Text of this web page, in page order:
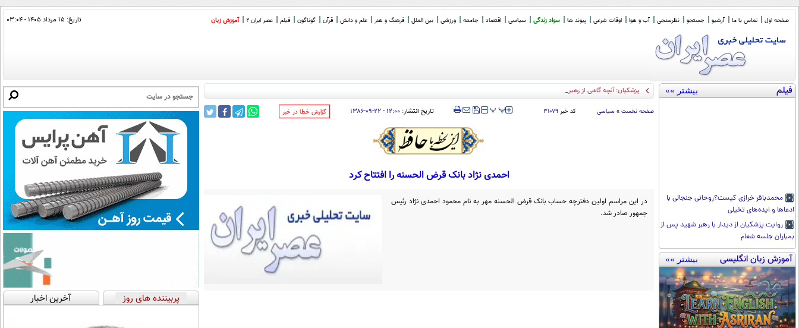
صفحه اول تماس با ما آرشیو جستجو نظرسنجی آب و هوا اوقات شرعی پیوند ها سواد زندگی سیاسی اقتصاد جامعه ورزشی بین الملل فرهنگ و هنر علم و دانش قرآن گوناگون فیلم عصر ایران 2 آموزش زبان تاریخ: ۱۵ مرداد ۱۴۰۵ - ۰۳:۰۴
فیلم بیشتر »»
محمدباقر خرازی کیست؟روحانی جنجالی با
ادعاها و ایده‌های تخیلی
روایت پزشکیان از دیدار با رهبر شهید پس از
بمباران جلسه شعام
آموزش زبان انگلیسی بیشتر »»
پزشکیان‌: آنچه گاهی از رهبر نقل می‌شود با شخص
صفحه نخست » سیاسی کد خبر ۳۱۰۷۹ ‍‍‍ پ پ تاریخ انتشار: ۱۲:۰۰ - ۲۲-۰۹-۱۳۸۶ ‌گزارش خطا در خبر
احمدی نژاد بانک قرض الحسنه را افتتاح کرد
در این مراسم اولین دفترچه حساب بانک قرض الحسنه مهر به نام محمود احمدی نژاد رئیس
جمهور صادر شد.
پربیننده های روز آخرین اخبار